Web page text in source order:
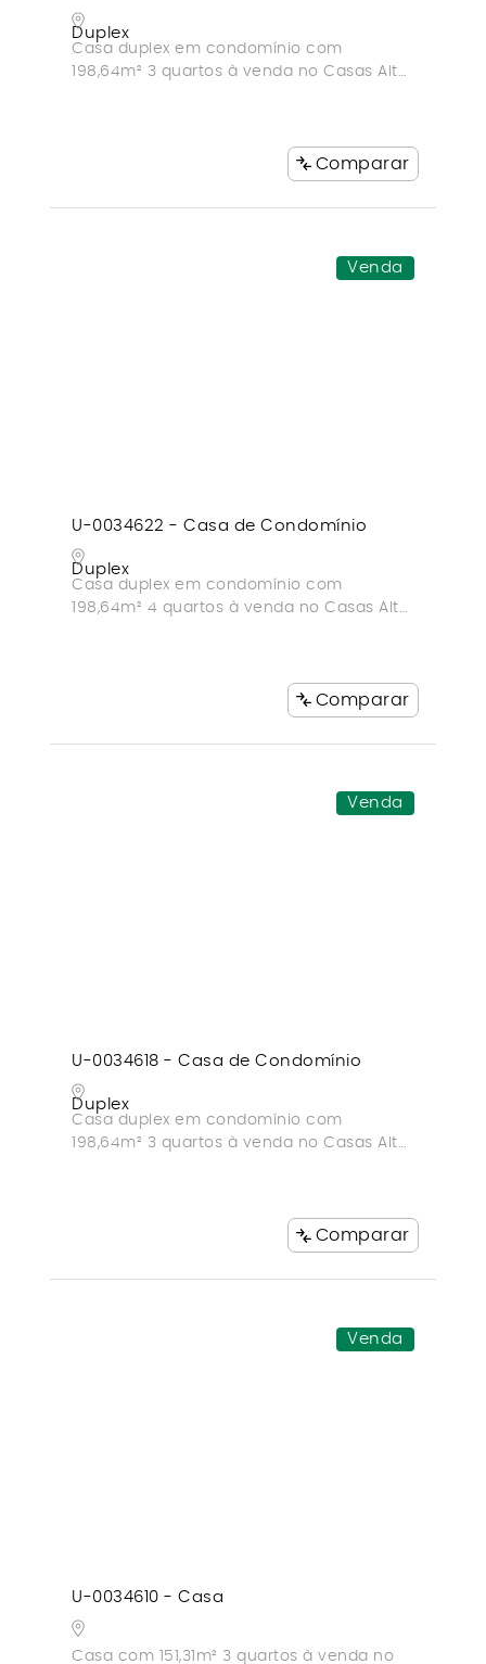
Duplex
Casa duplex em condomínio com
198,64m² 3 quartos à venda no Casas Alto
Comparar
Venda
U-0034622 - Casa de Condomínio
Duplex
Casa duplex em condomínio com
198,64m² 4 quartos à venda no Casas Alto
Comparar
Venda
U-0034618 - Casa de Condomínio
Duplex
Casa duplex em condomínio com
198,64m² 3 quartos à venda no Casas Alto
Comparar
Venda
U-0034610 - Casa
Casa com 151,31m² 3 quartos à venda no